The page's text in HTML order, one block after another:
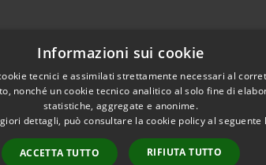
Informazioni sui cookie
tecnici e assimilati strettamente necessari al
nonché un cookie tecnico analitico al solo fine di
statistiche, aggregate e anonime.
dettagli, può consultare la cookie policy al seguente
ACCETTA TUTTO RIFIUTA TUTTO